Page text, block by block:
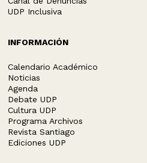
UDP Inclusiva
INFORMACIÓN
Calendario Académico
Noticias
Agenda
Debate UDP
Cultura UDP
Programa Archivos
Revista Santiago
Ediciones UDP